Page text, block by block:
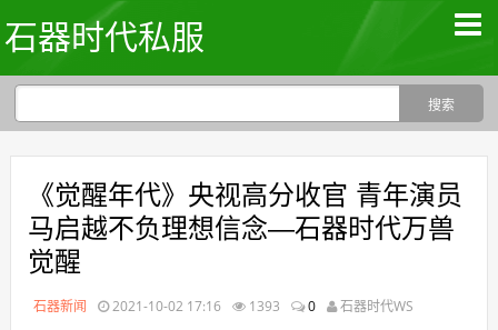
石器时代私服
《觉醒年代》央视高分收官 青年演员
马启越不负理想信念—石器时代万兽
觉醒
石器新闻 2021-10-02 17:16 1393 0 石器时代WS